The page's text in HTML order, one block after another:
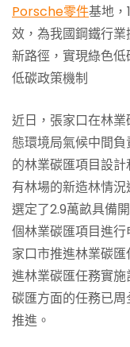
Porsche零件基地
效，為我國鋼鐵行
新路徑，實現綠色
低碳政策機制
近日，張家口在林
態環境局氣候中間
的林業碳匯項目設
有林場的新造林情
選定了2.9萬畝具備
個林業碳匯項目進
家口市推進林業碳
進林業碳匯任務實施
碳匯方面的任務已周
推進。